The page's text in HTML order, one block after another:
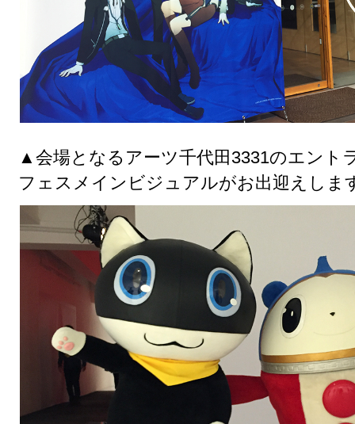
▲会場となるアーツ千代田3331のエント
フェスメインビジュアルがお出迎えしま